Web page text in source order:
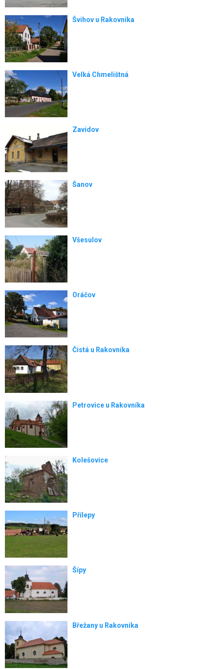
Švihov u Rakovníka
Velká Chmelištná
Zavidov
Šanov
Všesulov
Oráčov
Čistá u Rakovníka
Petrovice u Rakovníka
Kolešovice
Přílepy
Šípy
Břežany u Rakovníka